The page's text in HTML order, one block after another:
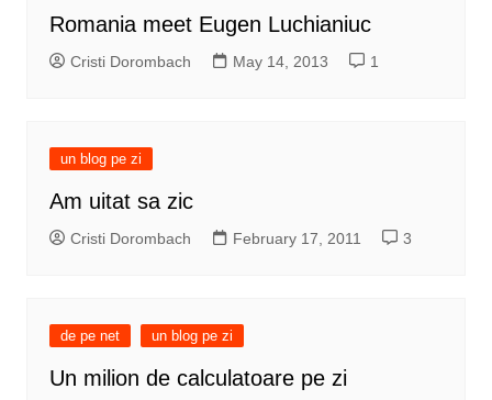
Romania meet Eugen Luchianiuc
Cristi Dorombach May 14, 2013 1
un blog pe zi
Am uitat sa zic
Cristi Dorombach February 17, 2011 3
de pe net un blog pe zi
Un milion de calculatoare pe zi